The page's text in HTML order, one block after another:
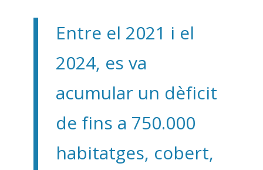
Entre el 2021 i el
2024, es va
acumular un dèficit
de fins a 750.000
habitatges, cobert,